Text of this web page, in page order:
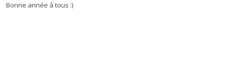
Bonne année à tous :)